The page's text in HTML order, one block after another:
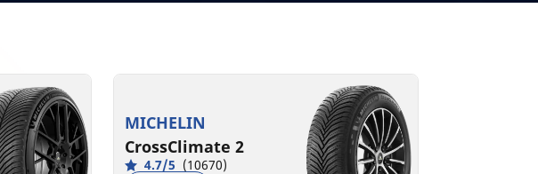
MICHELIN
CrossClimate 2
4.7/5 (10670)